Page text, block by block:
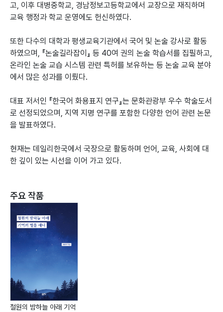
고, 이후 대병중학교, 경남정보고등학교에서 교장으로 재직하며
교육 행정과 학교 운영에도 헌신하였다.
또한 다수의 대학과 평생교육기관에서 국어 및 논술 강사로 활동
하였으며, 『논술길라잡이』 등 40여 권의 논술 학습서를 집필하고,
온라인 논술 교습 시스템 관련 특허를 보유하는 등 논술 교육 분야
에서 많은 성과를 이뤘다.
대표 저서인 『한국어 화용표지 연구』는 문화관광부 우수 학술도서
로 선정되었으며, 지역 지명 연구를 포함한 다양한 언어 관련 논문
을 발표하였다.
현재는 데일리한국에서 국장으로 활동하며 언어, 교육, 사회에 대
한 깊이 있는 시선을 이어 가고 있다.
주요 작품
철원의 밤하늘 아래 기억